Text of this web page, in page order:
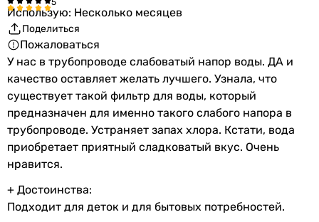
минерализатор, накопительный бак, мембрана,
минерализатор, насос, мембрана, постфильтр,
Тип картриджей
стандартные
стандартные
стандартные
стандартные
стандартные
стандартные
стандартные
стандартные
стандартные
Использую: Несколько месяцев
Поделиться
Пожаловаться
У нас в трубопроводе слабоватый напор воды. ДА и
качество оставляет желать лучшего. Узнала, что
существует такой фильтр для воды, который
предназначен для именно такого слабого напора в
трубопроводе. Устраняет запах хлора. Кстати, вода
приобретает приятный сладковатый вкус. Очень
нравится.
+ Достоинства:
Подходит для деток и для бытовых потребностей.